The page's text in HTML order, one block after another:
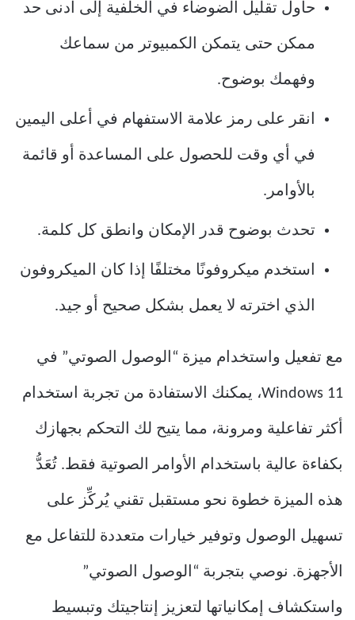
حاول تقليل الضوضاء في الخلفية إلى أدنى حد
ممكن حتى يتمكن الكمبيوتر من سماعك
وفهمك بوضوح.
انقر على رمز علامة الاستفهام في أعلى اليمين
في أي وقت للحصول على المساعدة أو قائمة
بالأوامر.
تحدث بوضوح قدر الإمكان وانطق كل كلمة.
استخدم ميكروفونًا مختلفًا إذا كان الميكروفون
الذي اخترته لا يعمل بشكل صحيح أو جيد.
مع تفعيل واستخدام ميزة “الوصول الصوتي” في
Windows 11، يمكنك الاستفادة من تجربة استخدام
أكثر تفاعلية ومرونة، مما يتيح لك التحكم بجهازك
بكفاءة عالية باستخدام الأوامر الصوتية فقط. تُعَدُّ
هذه الميزة خطوة نحو مستقبل تقني يُركِّز على
تسهيل الوصول وتوفير خيارات متعددة للتفاعل مع
الأجهزة. نوصي بتجربة “الوصول الصوتي”
واستكشاف إمكانياتها لتعزيز إنتاجيتك وتبسيط